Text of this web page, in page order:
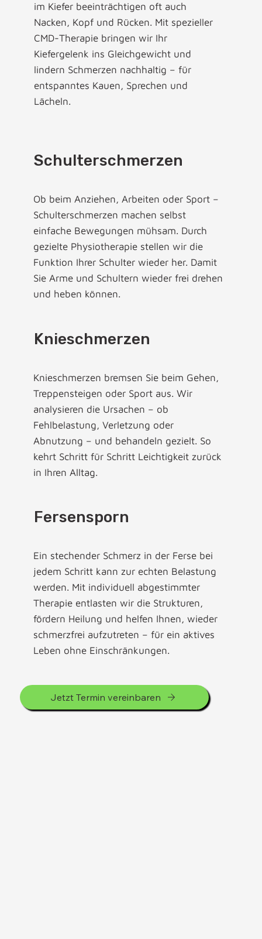
im Kiefer beeinträchtigen oft auch
Nacken, Kopf und Rücken. Mit spezieller
CMD-Therapie bringen wir Ihr
Kiefergelenk ins Gleichgewicht und
lindern Schmerzen nachhaltig – für
entspanntes Kauen, Sprechen und
Lächeln.
Schulterschmerzen
Ob beim Anziehen, Arbeiten oder Sport –
Schulterschmerzen machen selbst
einfache Bewegungen mühsam. Durch
gezielte Physiotherapie stellen wir die
Funktion Ihrer Schulter wieder her. Damit
Sie Arme und Schultern wieder frei drehen
und heben können.
Knieschmerzen
Knieschmerzen bremsen Sie beim Gehen,
Treppensteigen oder Sport aus. Wir
analysieren die Ursachen – ob
Fehlbelastung, Verletzung oder
Abnutzung – und behandeln gezielt. So
kehrt Schritt für Schritt Leichtigkeit zurück
in Ihren Alltag.
Fersensporn
Ein stechender Schmerz in der Ferse bei
jedem Schritt kann zur echten Belastung
werden. Mit individuell abgestimmter
Therapie entlasten wir die Strukturen,
fördern Heilung und helfen Ihnen, wieder
schmerzfrei aufzutreten – für ein aktives
Leben ohne Einschränkungen.
Jetzt Termin vereinbaren